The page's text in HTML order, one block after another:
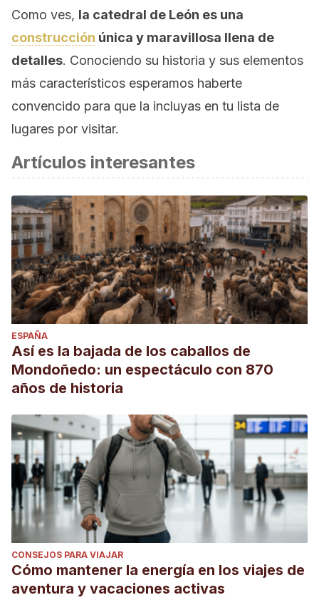
Como ves, la catedral de León es una
construcción única y maravillosa llena de
detalles. Conociendo su historia y sus elementos
más característicos esperamos haberte
convencido para que la incluyas en tu lista de
lugares por visitar.
Artículos interesantes
ESPAÑA
Así es la bajada de los caballos de
Mondoñedo: un espectáculo con 870
años de historia
CONSEJOS PARA VIAJAR
Cómo mantener la energía en los viajes de
aventura y vacaciones activas